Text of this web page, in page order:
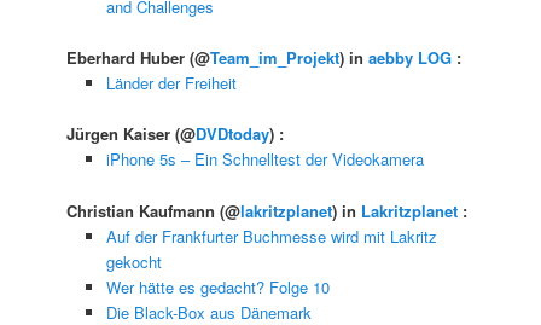
and Challenges
Eberhard Huber(@Team_im_Projekt) inaebby LOG :
Länder der Freiheit
Jürgen Kaiser(@DVDtoday) :
iPhone 5s – Ein Schnelltest der Videokamera
Christian Kaufmann(@lakritzplanet) in Lakritzplanet :
Auf der Frankfurter Buchmesse wird mit Lakritz
gekocht
Wer hätte es gedacht? Folge 10
Die Black-Box aus Dänemark